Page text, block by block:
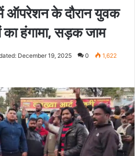
ऑपरेशन के दौरान युवक
का हंगामा, सड़क जाम
December 19, 2025 0 1,622